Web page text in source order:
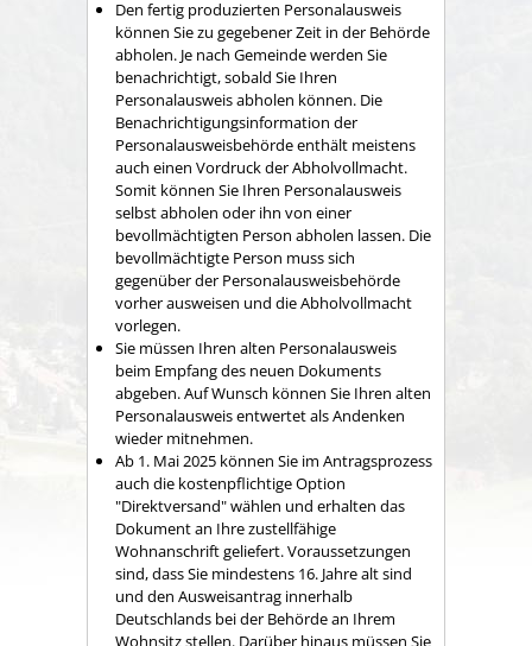
Den fertig produzierten Personalausweis
können Sie zu gegebener Zeit in der Behörde
abholen. Je nach Gemeinde werden Sie
benachrichtigt, sobald Sie Ihren
Personalausweis abholen können. Die
Benachrichtigungsinformation der
Personalausweisbehörde enthält meistens
auch einen Vordruck der Abholvollmacht.
Somit können Sie Ihren Personalausweis
selbst abholen oder ihn von einer
bevollmächtigten Person abholen lassen. Die
bevollmächtigte Person muss sich
gegenüber der Personalausweisbehörde
vorher ausweisen und die Abholvollmacht
vorlegen.
Sie müssen Ihren alten Personalausweis
beim Empfang des neuen Dokuments
abgeben. Auf Wunsch können Sie Ihren alten
Personalausweis entwertet als Andenken
wieder mitnehmen.
Ab 1. Mai 2025 können Sie im Antragsprozess
auch die kostenpflichtige Option
"Direktversand" wählen und erhalten das
Dokument an Ihre zustellfähige
Wohnanschrift geliefert.Voraussetzungen
sind, dass Sie mindestens 16. Jahre alt sind
und den Ausweisantrag innerhalb
Deutschlands bei der Behörde an Ihrem
Wohnsitz stellen. Darüber hinaus müssen Sie